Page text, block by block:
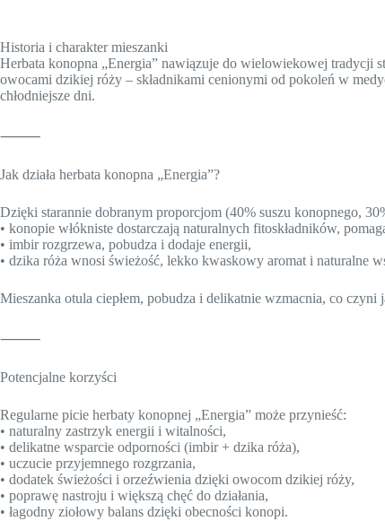
Historia i charakter mieszanki
Herbata konopna „Energia” nawiązuje do wielowiekowej tradycji
owocami dzikiej róży – składnikami cenionymi od pokoleń w
chłodniejsze dni.
⸻
Jak działa herbata konopna „Energia”?
Dzięki starannie dobranym proporcjom (40% suszu konopnego,
• konopie włókniste dostarczają naturalnych fitoskładników,
• imbir rozgrzewa, pobudza i dodaje energii,
• dzika róża wnosi świeżość, lekko kwaskowy aromat i naturalne
Mieszanka otula ciepłem, pobudza i delikatnie wzmacnia, co
⸻
Potencjalne korzyści
Regularne picie herbaty konopnej „Energia” może przynieść:
• naturalny zastrzyk energii i witalności,
• delikatne wsparcie odporności (imbir + dzika róża),
• uczucie przyjemnego rozgrzania,
• dodatek świeżości i orzeźwienia dzięki owocom dzikiej róży,
• poprawę nastroju i większą chęć do działania,
• łagodny ziołowy balans dzięki obecności konopi.